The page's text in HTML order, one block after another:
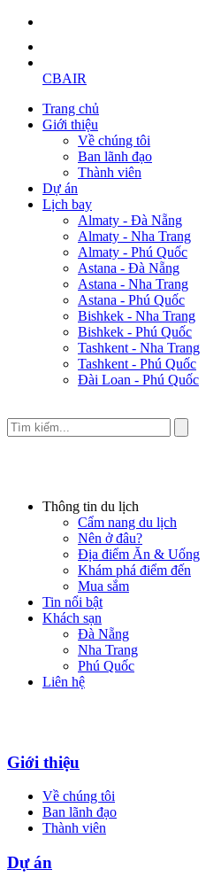
CBAIR
Trang chủ
Giới thiệu
Về chúng tôi
Ban lãnh đạo
Thành viên
Dự án
Lịch bay
Almaty - Đà Nẵng
Almaty - Nha Trang
Almaty - Phú Quốc
Astana - Đà Nẵng
Astana - Nha Trang
Astana - Phú Quốc
Bishkek - Nha Trang
Bishkek - Phú Quốc
Tashkent - Nha Trang
Tashkent - Phú Quốc
Đài Loan - Phú Quốc
Thông tin du lịch
Cẩm nang du lịch
Nên ở đâu?
Địa điểm Ăn & Uống
Khám phá điểm đến
Mua sắm
Tin nổi bật
Khách sạn
Đà Nẵng
Nha Trang
Phú Quốc
Liên hệ
Giới thiệu
Về chúng tôi
Ban lãnh đạo
Thành viên
Dự án